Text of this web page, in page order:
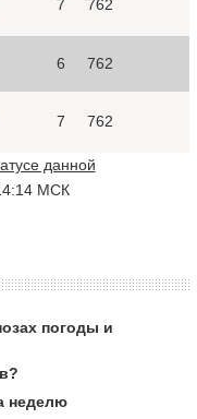
7 762
6 762
7 762
данной
МСК
погоды и
неделю